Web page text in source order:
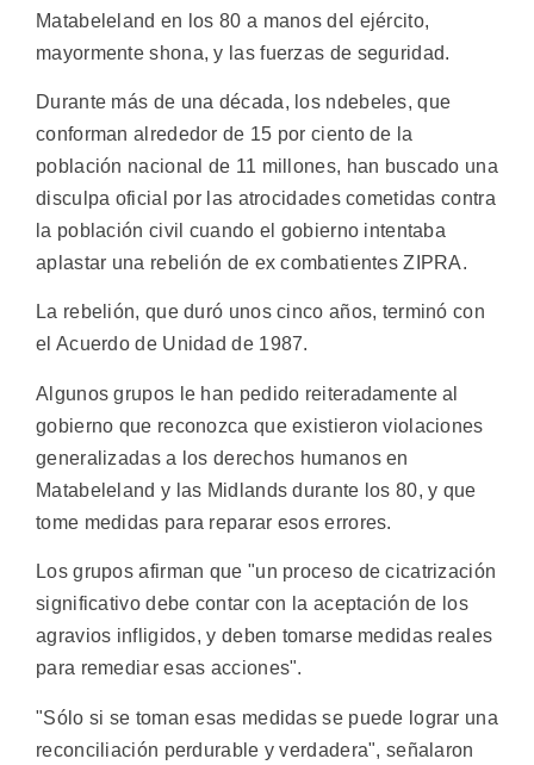
Matabeleland en los 80 a manos del ejército,
mayormente shona, y las fuerzas de seguridad.
Durante más de una década, los ndebeles, que
conforman alrededor de 15 por ciento de la
población nacional de 11 millones, han buscado una
disculpa oficial por las atrocidades cometidas contra
la población civil cuando el gobierno intentaba
aplastar una rebelión de ex combatientes ZIPRA.
La rebelión, que duró unos cinco años, terminó con
el Acuerdo de Unidad de 1987.
Algunos grupos le han pedido reiteradamente al
gobierno que reconozca que existieron violaciones
generalizadas a los derechos humanos en
Matabeleland y las Midlands durante los 80, y que
tome medidas para reparar esos errores.
Los grupos afirman que "un proceso de cicatrización
significativo debe contar con la aceptación de los
agravios infligidos, y deben tomarse medidas reales
para remediar esas acciones".
"Sólo si se toman esas medidas se puede lograr una
reconciliación perdurable y verdadera", señalaron